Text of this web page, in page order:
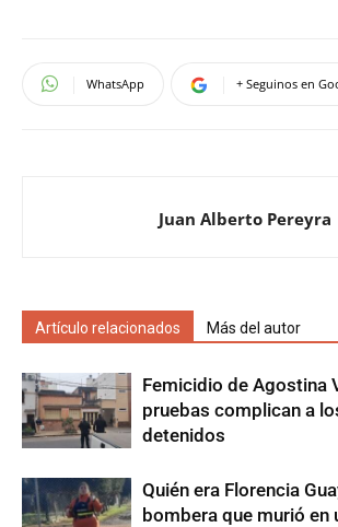
WhatsApp + Seguinos en
Juan Alberto Pereyra
Artículo relacionados Más del autor
Femicidio de Agostina
pruebas complican a
detenidos
Quién era Florencia
bombera que murió en